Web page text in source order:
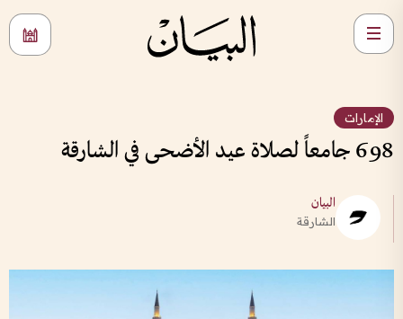
الإمارات
698 جامعاً لصلاة عيد الأضحى في الشارقة
البيان
الشارقة